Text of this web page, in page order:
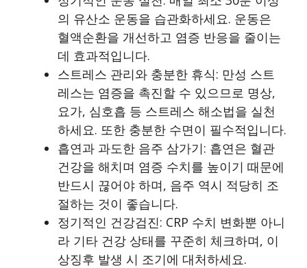
의 유산소 운동을 습관화하세요. 운동은
혈액순환을 개선하고 염증 반응을 줄이는
데 효과적입니다.
스트레스 관리와 충분한 휴식: 만성 스트
레스는 염증을 촉진할 수 있으므로 명상,
요가, 심호흡 등 스트레스 해소법을 실천
하세요. 또한 충분한 수면이 필수적입니다.
흡연과 과도한 음주 삼가기: 흡연은 혈관
건강을 해치며 염증 수치를 높이기 때문에
반드시 끊어야 하며, 음주 역시 적당히 조
절하는 것이 좋습니다.
정기적인 건강검진: CRP 수치 변화뿐 아니
라 기타 건강 상태를 꾸준히 체크하며, 이
상징후 발생 시 조기에 대처하세요.